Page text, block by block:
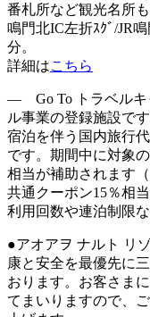
番札所など観光名所も
鳴門北IC左折ｽｸﾞ/JR
分。
詳細はこちら
― Go To トラベル
ル事業の登録施設です
宿泊を伴う国内旅行
です。期間中に対象
相当が補助されます
共通クーポン15％相
利用回数や連泊制限な
●アオアヲ ナルト リ
康と安全を最優先に
おります。お客さま
てまいりますので、